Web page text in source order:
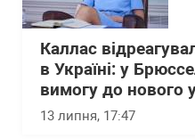
Каллас
в Україні: у
вимогу до нового
13 липня, 17:47